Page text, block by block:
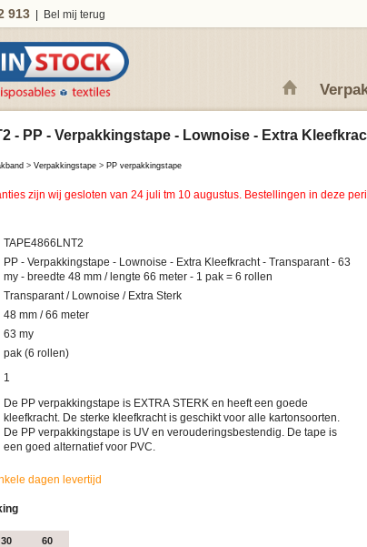
913 Bel mij terug
- PP - Verpakkingstape - Lownoise - Extra
> Verpakkingstape > PP verpakkingstape
zijn wij gesloten van 24 juli tm 10 augustus. Bestellingen in deze
TAPE4866LNT2
PP - Verpakkingstape - Lownoise - Extra Kleefkracht - Transparant - 63
my - breedte 48 mm / lengte 66 meter - 1 pak = 6 rollen
Transparant / Lownoise / Extra Sterk
48 mm / 66 meter
63 my
pak (6 rollen)
1
De PP verpakkingstape is EXTRA STERK en heeft een goede
kleefkracht. De sterke kleefkracht is geschikt voor alle kartonsoorten.
De PP verpakkingstape is UV en verouderingsbestendig. De tape is
een goed alternatief voor PVC.
dagen levertijd
30
60